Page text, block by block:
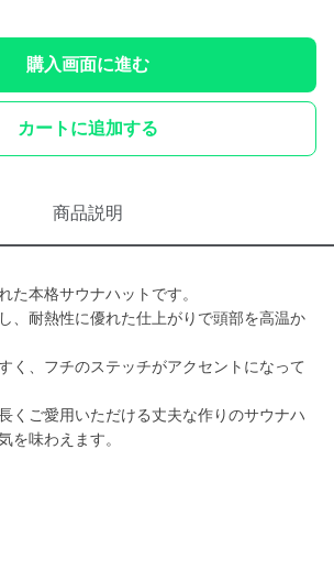
購入画面に進む
カートに追加する
商品説明
た本格サウナハットです。
、耐熱性に優れた仕上がりで頭部を高温か
く、フチのステッチがアクセントになって
くご愛用いただける丈夫な作りのサウナハ
を味わえます。